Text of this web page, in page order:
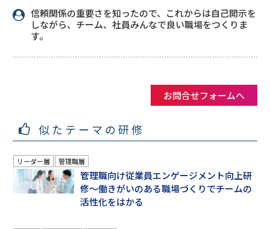
信頼関係の重要さを知ったので、これからは自己開示を
しながら、チーム、社員みんなで良い職場をつくりま
す。
お問合せフォームへ
似たテーマの研修
リーダー層 管理職層
管理職向け従業員エンゲージメント向上研
修～働きがいのある職場づくりでチームの
活性化をはかる